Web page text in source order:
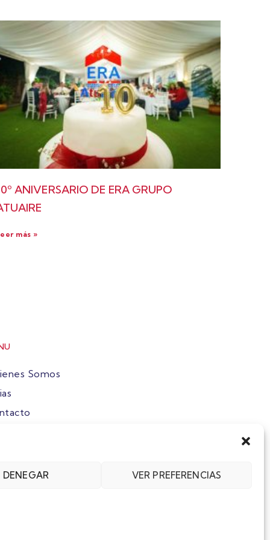
DENEGAR VER PREFERENCIAS
ANIVERSARIO DE ERA GRUPO
más »
Somos